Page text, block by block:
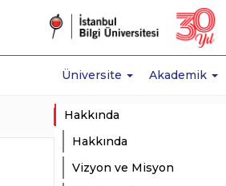
Üniversite Akademik
Ana Sayfa
Hakkında
Hakkında
Vizyon ve Misyon